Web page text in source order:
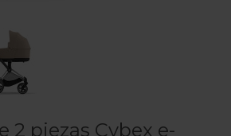
2 piezas Cybex e-